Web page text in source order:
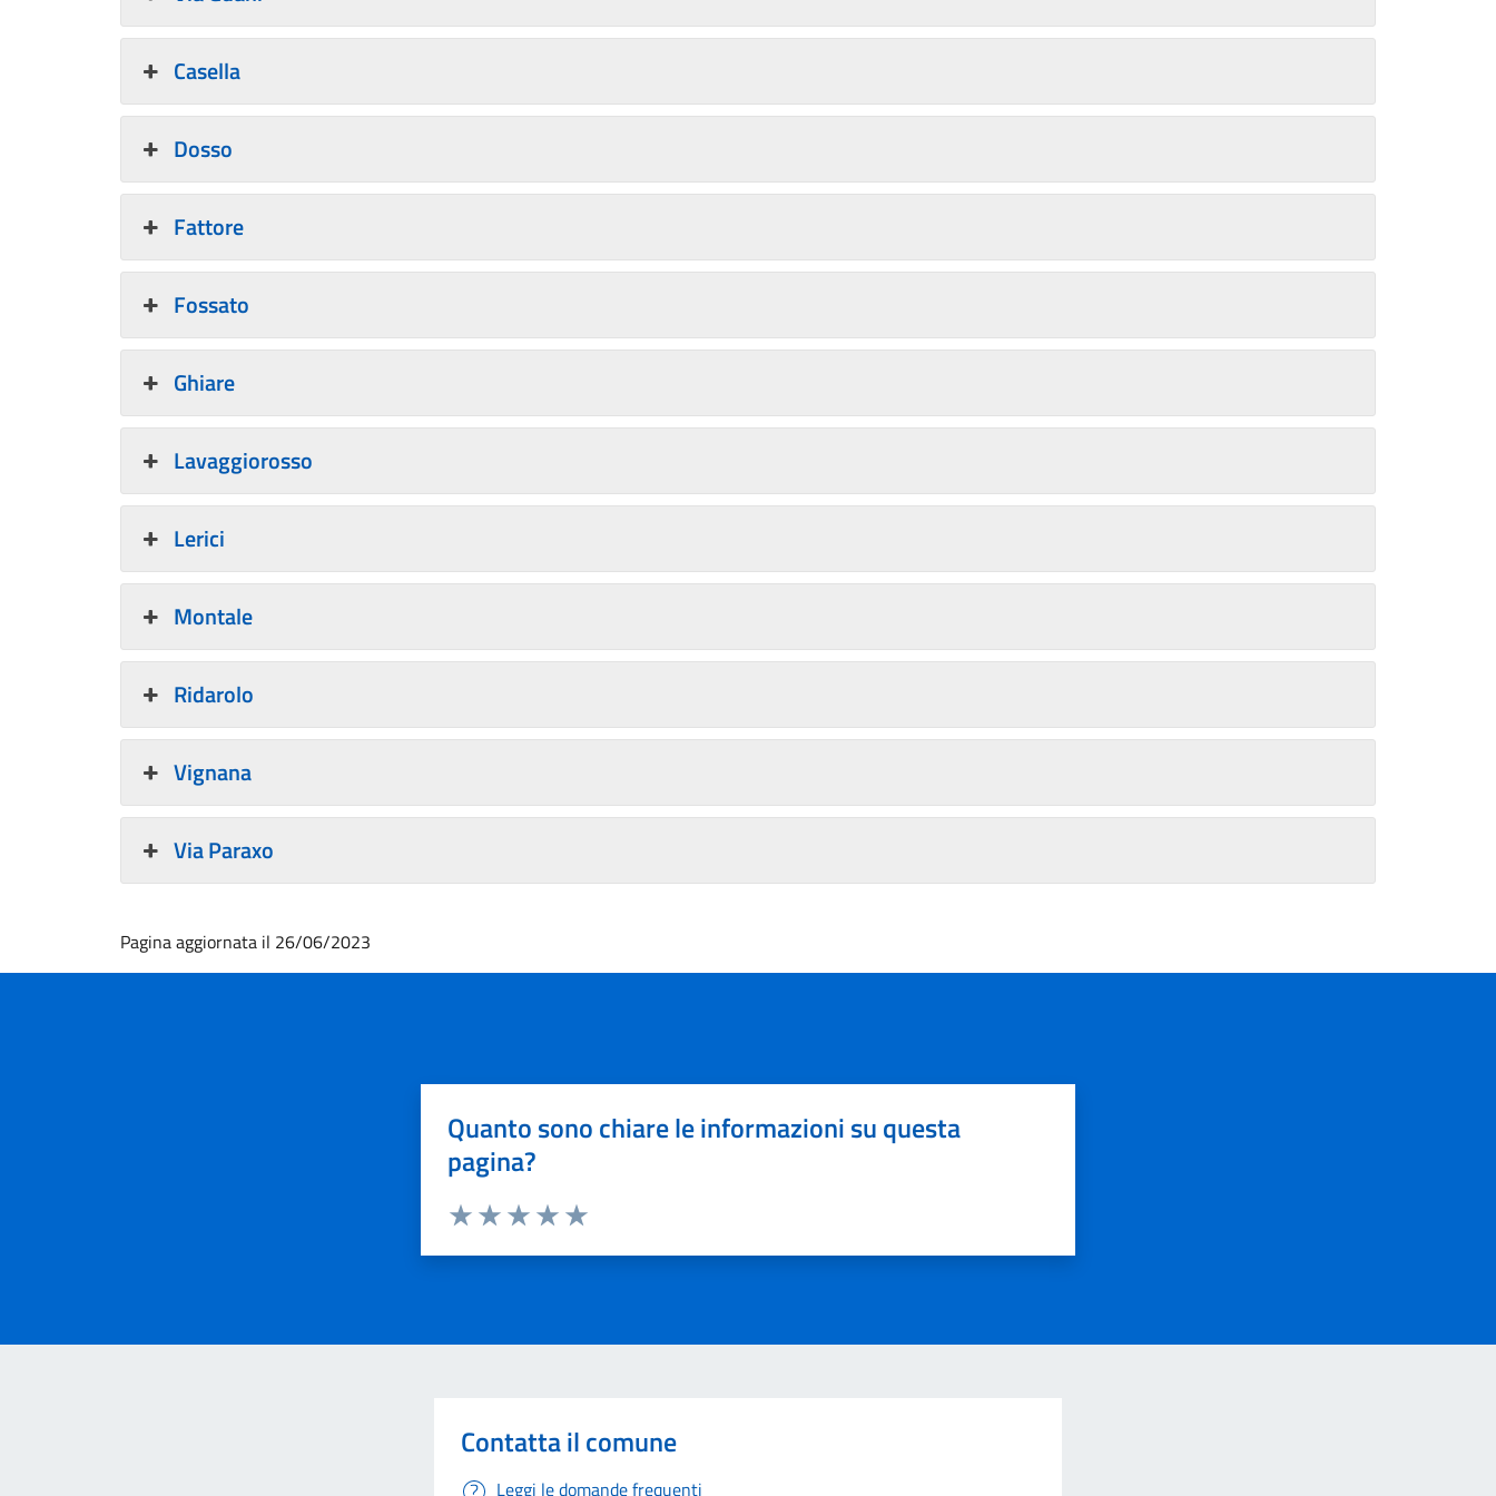
Casella
Dosso
Fattore
Fossato
Ghiare
Lavaggiorosso
Lerici
Montale
Ridarolo
Vignana
Via Paraxo
Pagina aggiornata il 26/06/2023
Quanto sono chiare le informazioni su questa
pagina?
Contatta il comune
Leggi le domande frequenti